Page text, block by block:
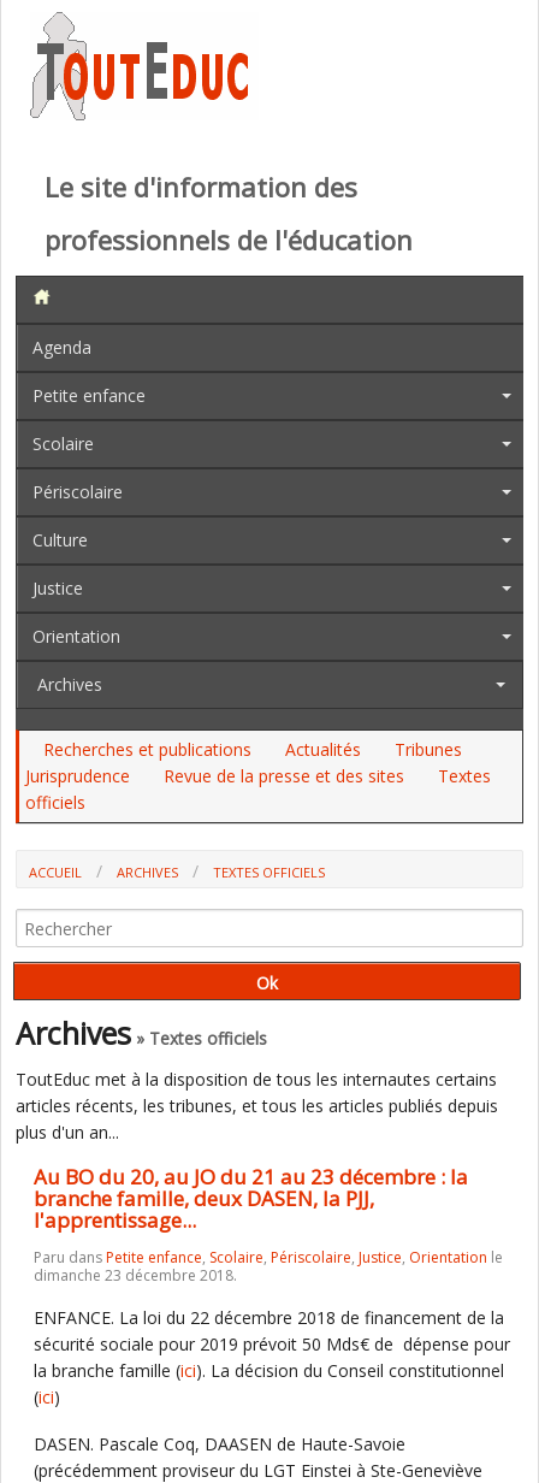
Le site d'information des
professionnels de l'éducation
Agenda
Petite enfance
Scolaire
Périscolaire
Culture
Justice
Orientation
Archives
Recherches et publications Actualités
Tribunes
Jurisprudence
Revue de la presse et des sites
Textes
officiels
ACCUEIL ARCHIVES
TEXTES OFFICIELS
DEUX DASEN, LA PJJ, L'APPRENTISSAGE...
Archives » Textes officiels
ToutEduc met à la disposition de tous les internautes certains
articles récents, les tribunes, et tous les articles publiés depuis
plus d'un an...
Au BO du 20, au JO du 21 au 23 décembre : la
branche famille, deux DASEN, la PJJ,
l'apprentissage...
Paru dansPetite enfance, Scolaire, Périscolaire, Justice, Orientation le
dimanche 23 décembre 2018.
ENFANCE. La loi du 22 décembre 2018 de financement de la
sécurité sociale pour 2019 prévoit 50 Mds€ de dépense pour
la branche famille (ici). La décision du Conseil constitutionnel
(ici)
DASEN. Pascale Coq, DAASEN de Haute-Savoie
(précédemment proviseur du LGT Einstei à Ste-Geneviève